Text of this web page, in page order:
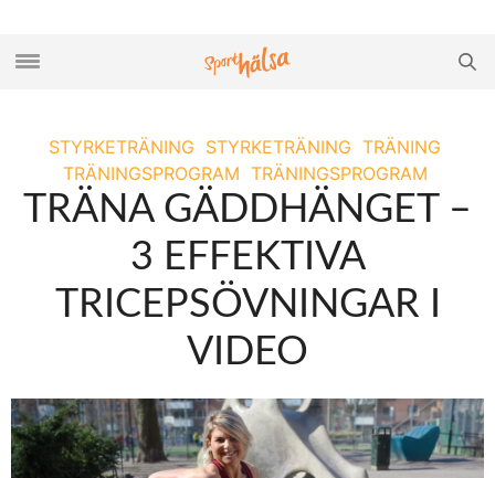
STYRKETRÄNING STYRKETRÄNING TRÄNING
TRÄNINGSPROGRAM TRÄNINGSPROGRAM
TRÄNA GÄDDHÄNGET –
3 EFFEKTIVA
TRICEPSÖVNINGAR I
VIDEO